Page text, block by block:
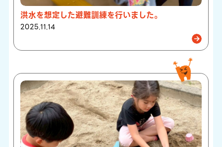
洪水を想定した避難訓練を行いました。
2025.11.14